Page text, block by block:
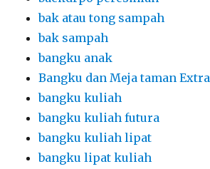
bak atau tong sampah
bak sampah
bangku anak
Bangku dan Meja taman Extra
bangku kuliah
bangku kuliah futura
bangku kuliah lipat
bangku lipat kuliah